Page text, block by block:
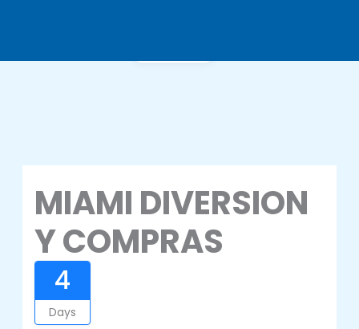
MIAMI DIVERSION
Y COMPRAS
4
Days